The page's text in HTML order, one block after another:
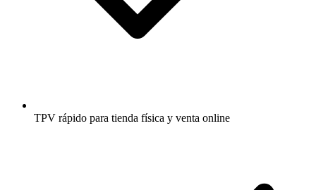
TPV rápido para tienda física y venta online